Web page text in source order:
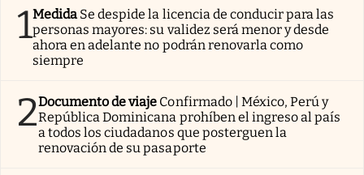
1Medida Se despide la licencia de conducir para las
personas mayores: su validez será menor y desde
ahora en adelante no podrán renovarla como
siempre
2Documento de viaje Confirmado | México, Perú y
República Dominicana prohíben el ingreso al país
a todos los ciudadanos que posterguen la
renovación de su pasaporte